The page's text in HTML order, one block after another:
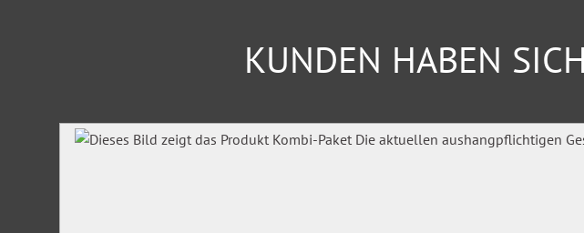
KUNDEN HABEN
Produktgalerie überspringen